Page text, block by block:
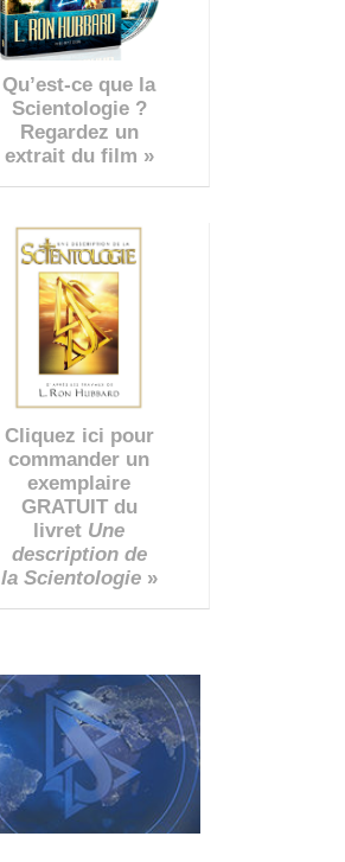
Qu’est-ce que la
Scientologie ?
Regardez un
extrait du film »
Cliquez ici pour
commander un
exemplaire
GRATUIT du
livret Une
description de
la Scientologie»